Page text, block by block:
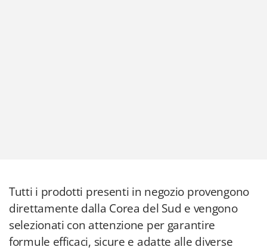
Tutti i prodotti presenti in negozio provengono
direttamente dalla Corea del Sud e vengono
selezionati con attenzione per garantire
formule efficaci, sicure e adatte alle diverse